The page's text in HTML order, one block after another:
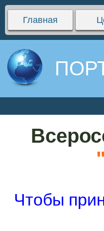
Главная
Чтобы